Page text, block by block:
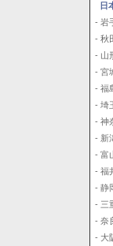
日
- 岩
- 秋
- 山
- 宮
- 福
- 埼
- 神
- 新
- 富
- 福
- 静
- 三
- 奈
- 大